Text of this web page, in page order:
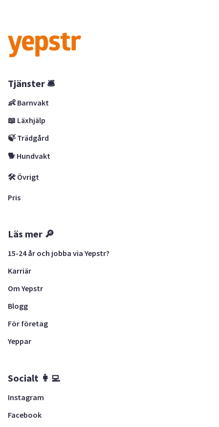
Tjänster 🛎
👶 Barnvakt
📖 Läxhjälp
🍃 Trädgård
🐕 Hundvakt
🛠 Övrigt
Pris
Läs mer 🔎
15-24 år och jobba via Yepstr?
Karriär
Om Yepstr
Blogg
För företag
Yeppar
Socialt 👩‍💻
Instagram
Facebook